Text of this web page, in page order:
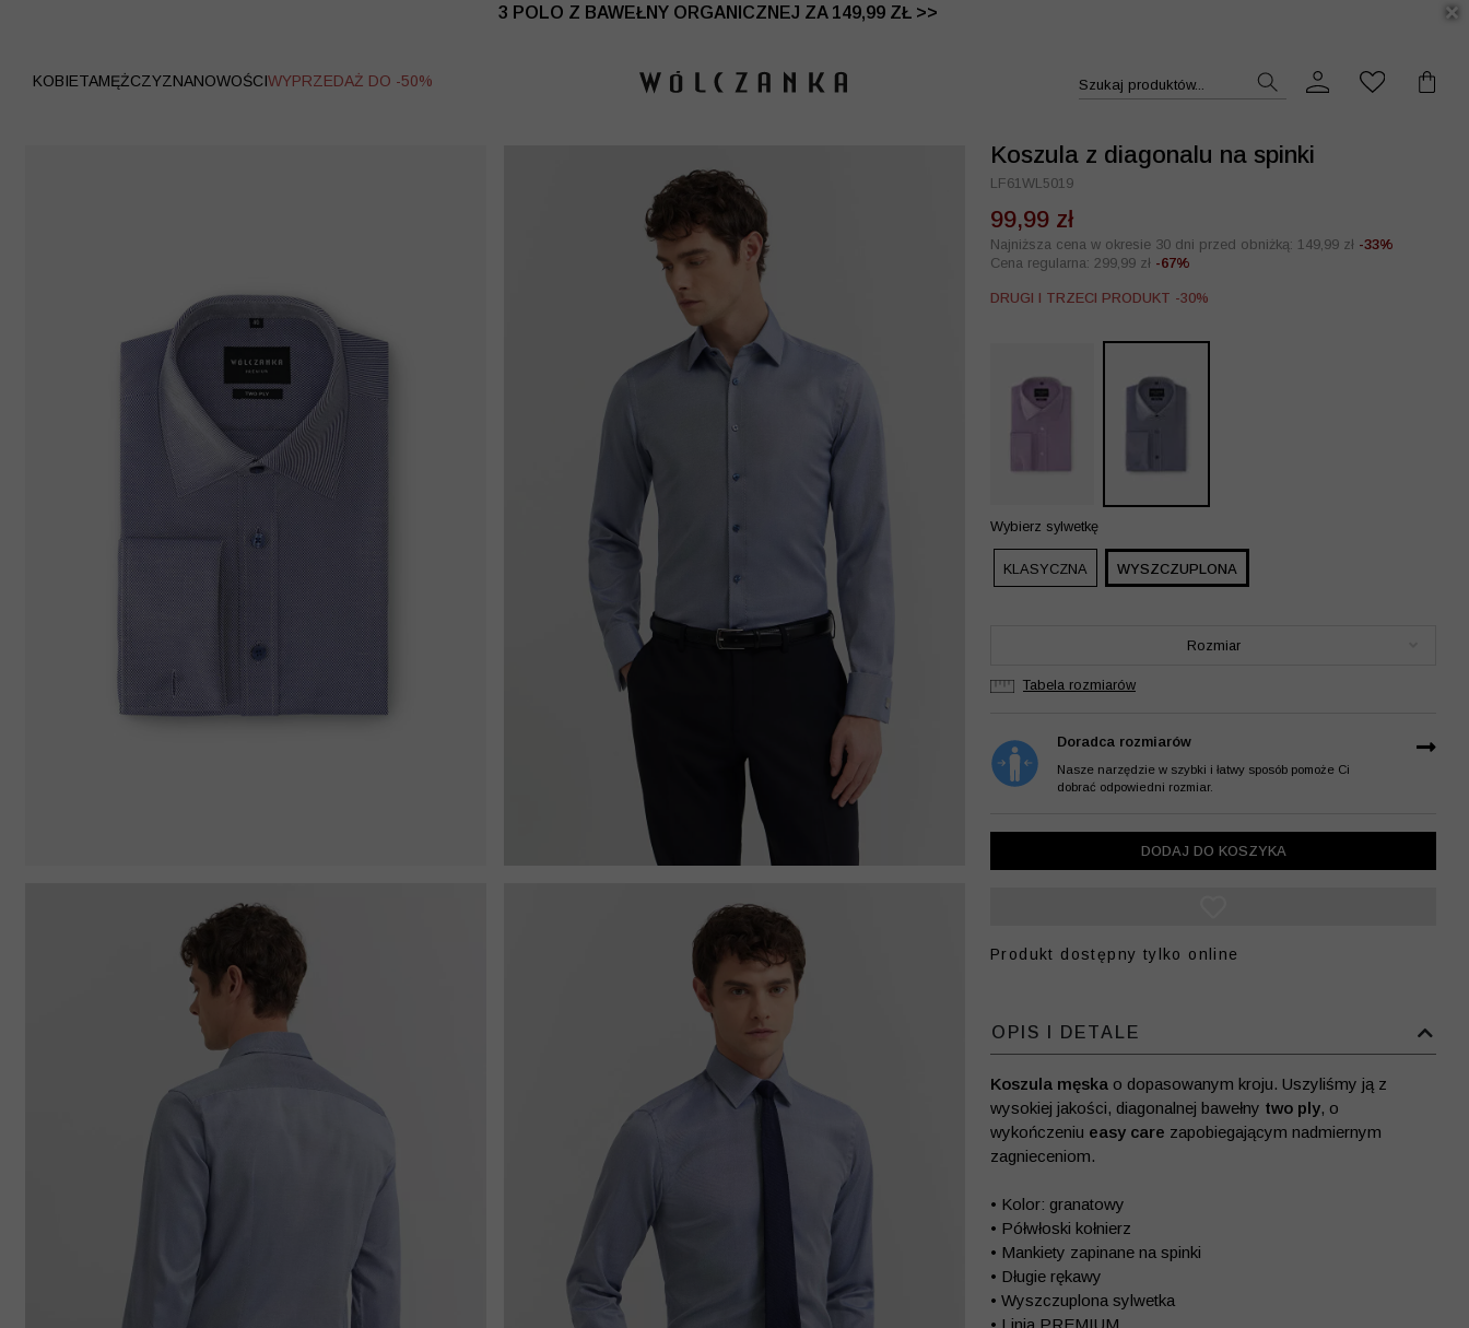
3 POLO Z BAWEŁNY ORGANICZNEJ ZA 149,99 ZŁ >>
WYPRZEDAŻ DO -50% | DODATKOWE -30% NA DRUGI I TRZECI PRODUKT >>
KOBIETAMĘŻCZYZNANOWOŚCIWYPRZEDAŻ DO -50% Szukaj produktów...
Koszula z diagonalu na spinki
LF61WL5019
99,99 zł
Najniższa cena w okresie 30 dni przed obniżką: 149,99 zł -33%
Cena regularna: 299,99 zł -67%
DRUGI I TRZECI PRODUKT -30%
Wybierz sylwetkę
KLASYCZNA WYSZCZUPLONA
Rozmiar
Tabela rozmiarów
Doradca rozmiarów
Nasze narzędzie w szybki i łatwy sposób pomoże Ci
dobrać odpowiedni rozmiar.
DODAJ DO KOSZYKA
Produkt dostępny tylko online
OPIS I DETALE
Koszula męska o dopasowanym kroju. Uszyliśmy ją z
wysokiej jakości, diagonalnej bawełny two ply, o
wykończeniu easy care zapobiegającym nadmiernym
zagnieceniom.
• Kolor: granatowy
• Półwłoski kołnierz
• Mankiety zapinane na spinki
• Długie rękawy
• Wyszczuplona sylwetka